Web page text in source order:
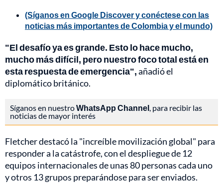
(Síganos en Google Discover y conéctese con las
noticias más importantes de Colombia y el mundo)
"El desafío ya es grande. Esto lo hace mucho,
mucho más difícil, pero nuestro foco total está en
esta respuesta de emergencia",añadió el
diplomático británico.
Síganos en nuestroWhatsApp Channel , para recibir las
noticias de mayor interés
Fletcher destacó la "increíble movilización global" para
responder a la catástrofe, con el despliegue de 12
equipos internacionales de unas 80 personas cada uno
y otros 13 grupos preparándose para ser enviados.